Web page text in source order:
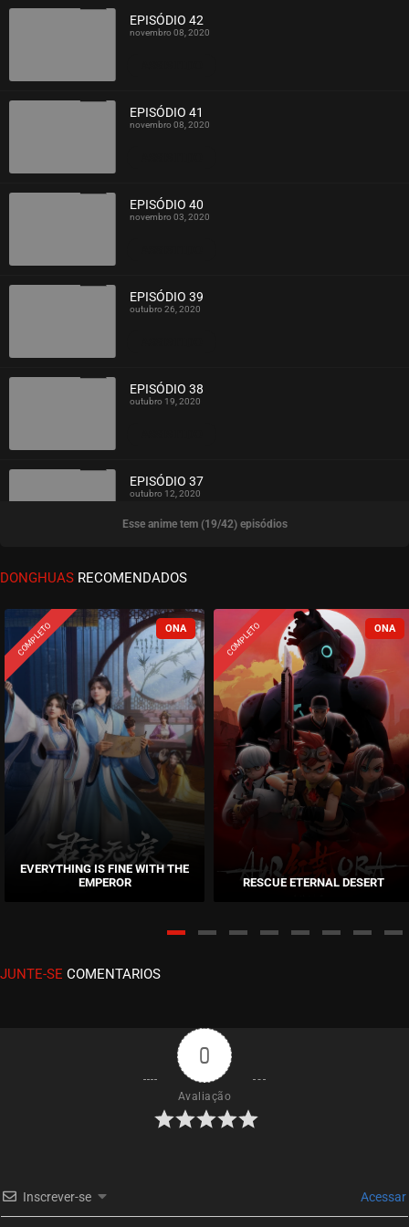
EPISÓDIO 42
novembro 08, 2020
EPISÓDIO 41
novembro 08, 2020
EPISÓDIO 40
novembro 03, 2020
EPISÓDIO 39
outubro 26, 2020
EPISÓDIO 38
outubro 19, 2020
ASSISTIDO
EPISÓDIO 37
outubro 12, 2020
ASSISTIDO
EPISÓDIO 36
ASSISTIDO
EPISÓDIO 35
setembro 27, 2020
ASSISTIDO
EPISÓDIO 34
setembro 21, 2020
EPISÓDIO 33
setembro 16, 2020
ASSISTIDO
EPISÓDIO 31
setembro 06, 2020
EPISÓDIO 30
EPISÓDIO 29
Esse anime tem (19/42) episódios
DONGHUAS RECOMENDADOS
COMPLETO
EVERYTHING IS FINE WITH THE
EMPEROR
COMPLETO
RESCUE ETERNAL DESERT
JUNTE-SE COMENTARIOS
0
Avaliação
Inscrever-se Acessar